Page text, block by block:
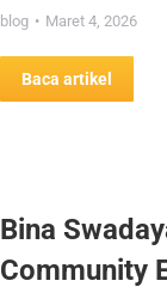
blog Maret 4, 2026
Baca artikel
Bina
Community